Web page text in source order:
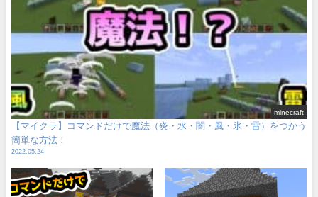
minecraft
【マイクラ】コマンドだけで魔法（炎・水・闇・風・氷・雷）をつかう
簡単な方法！
2022.05.24